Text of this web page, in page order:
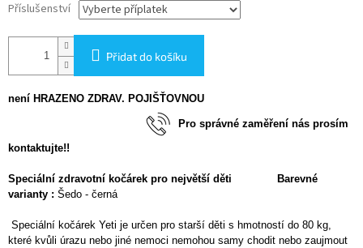
cena:
Příslušenství
Přidat do košíku
není HRAZENO ZDRAV. POJIŠŤOVNOU
Pro správné zaměření nás prosím
kontaktujte!!
Speciální zdravotní kočárek pro největší děti
Barevné
varianty : Šedo - černá
Speciální kočárek Yeti je určen pro starší děti s hmotností do 80 kg,
které kvůli úrazu nebo jiné nemoci nemohou samy chodit nebo zaujmout